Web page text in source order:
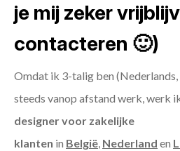
je mij zeker
contacteren 🙂)
Omdat ik 3-talig ben (Nederlands,
steeds vanop afstand werk, werk
designer voor zakelijke
klanten in België, Nederland en